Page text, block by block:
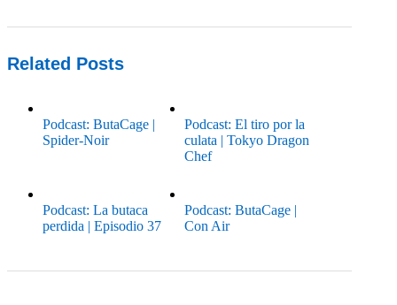
Related Posts
Podcast: ButaCage |
Spider-Noir
Podcast: El tiro por la
culata | Tokyo Dragon
Chef
Podcast: La butaca
perdida | Episodio 37
Podcast: ButaCage |
Con Air